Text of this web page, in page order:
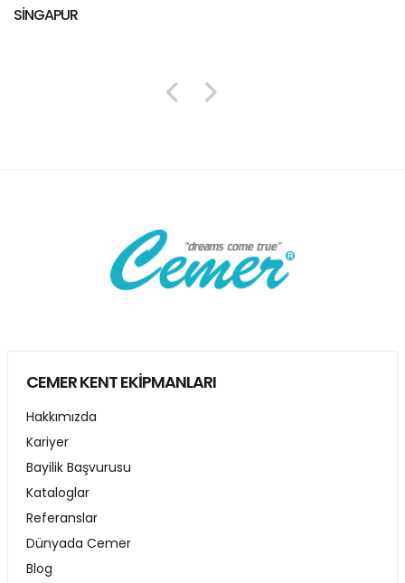
SİNGAPUR
CEMER KENT EKİPMANLARI
Hakkımızda
Kariyer
Bayilik Başvurusu
Kataloglar
Referanslar
Dünyada Cemer
Blog